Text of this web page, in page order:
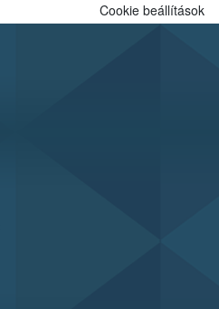
Cookie beállítások